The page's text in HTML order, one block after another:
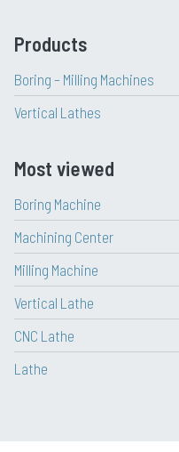
Products
Boring – Milling Machines
Vertical Lathes
Most viewed
Boring Machine
Machining Center
Milling Machine
Vertical Lathe
CNC Lathe
Lathe